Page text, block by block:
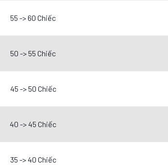
55 -> 60 Chiếc
50 -> 55 Chiếc
45 -> 50 Chiếc
40 -> 45 Chiếc
35 -> 40 Chiếc